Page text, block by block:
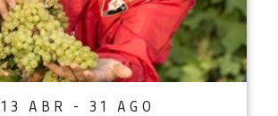
13 ABR - 31 AGO